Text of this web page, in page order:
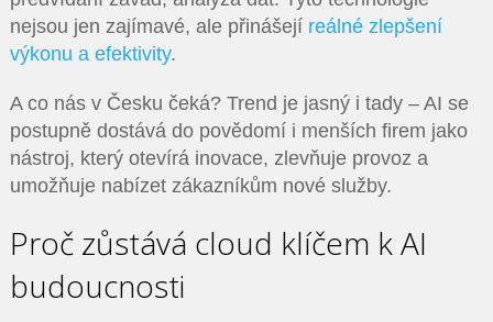
nejsou jen zajímavé, ale přinášejí reálné zlepšení
výkonu a efektivity.
A co nás v Česku čeká? Trend je jasný i tady – AI se
postupně dostává do povědomí i menších firem jako
nástroj, který otevírá inovace, zlevňuje provoz a
umožňuje nabízet zákazníkům nové služby.
Proč zůstává cloud klíčem k AI
budoucnosti